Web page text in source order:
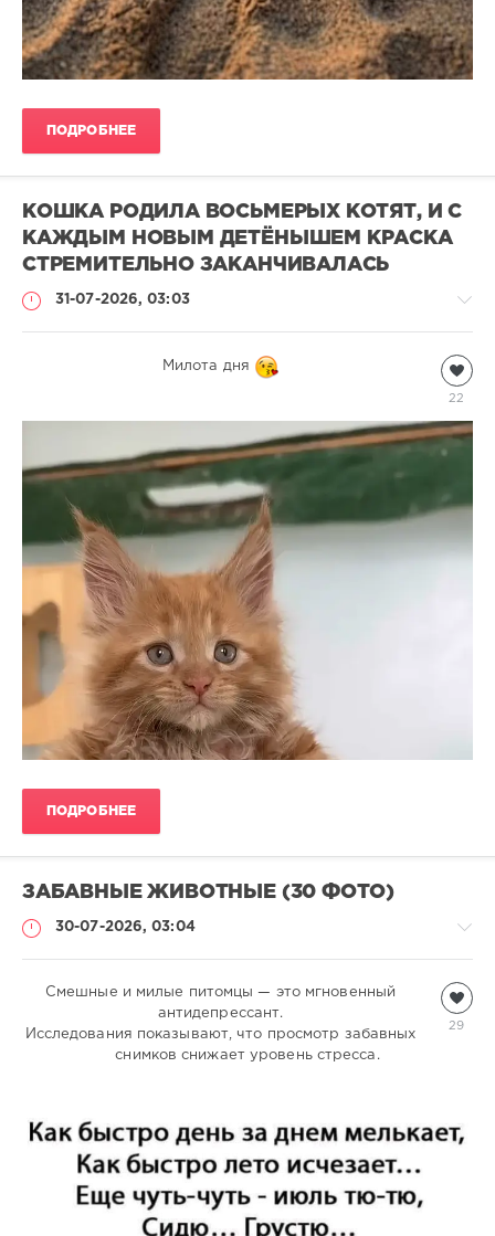
ПОДРОБНЕЕ
КОШКА РОДИЛА ВОСЬМЕРЫХ КОТЯТ, И С
КАЖДЫМ НОВЫМ ДЕТЁНЫШЕМ КРАСКА
СТРЕМИТЕЛЬНО ЗАКАНЧИВАЛАСЬ
31-07-2026, 03:03
302
22
Милота дня
ПОДРОБНЕЕ
ЗАБАВНЫЕ ЖИВОТНЫЕ (30 ФОТО)
30-07-2026, 03:04
Всякая
natalja
29
Смешные и милые питомцы — это мгновенный
антидепрессант.
Исследования показывают, что просмотр забавных
снимков снижает уровень стресса.